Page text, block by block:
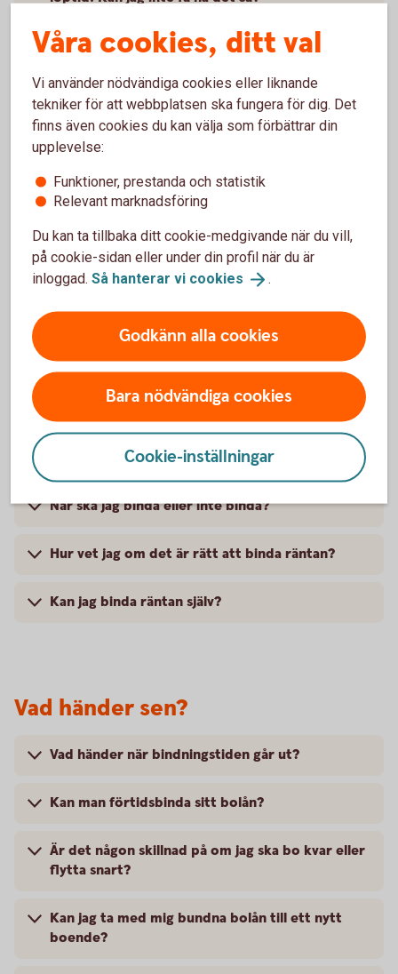
Rörlig eller bunden ränta?
Hur ska jag dela upp lånet på olika
ränta?
Är inte rörlig ränta alltid mest fördelaktig?
Hur ska jag tänka om ränteläget?
Hur påverkas min boendeekonomi av ändrat
När ska jag binda eller inte binda?
Hur vet jag om det är rätt att binda räntan?
Kan jag binda räntan själv?
Vad händer sen?
Vad händer när bindningstiden går ut?
Kan man förtidsbinda sitt bolån?
Är det någon skillnad på om jag ska bo kvar eller
flytta snart?
Kan jag ta med mig bundna bolån till ett nytt
boende?
Våra cookies, ditt val
Vi använder nödvändiga cookies eller liknande
tekniker för att webbplatsen ska fungera för dig. Det
finns även cookies du kan välja som förbättrar din
upplevelse:
Funktioner, prestanda och statistik
Relevant marknadsföring
Du kan ta tillbaka ditt cookie-medgivande när du vill,
på cookie-sidan eller under din profil när du är
inloggad. Så hanterar vi cookies .
Godkänn alla cookies
Bara nödvändiga cookies
Cookie-inställningar